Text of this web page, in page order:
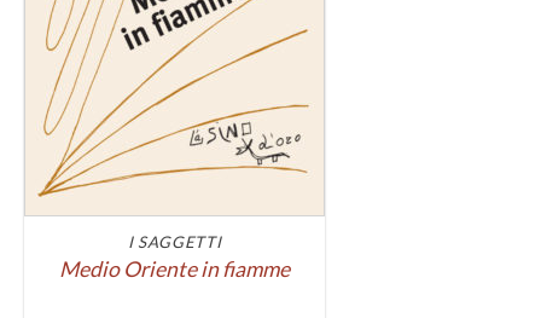
I SAGGETTI
Medio Oriente in fiamme